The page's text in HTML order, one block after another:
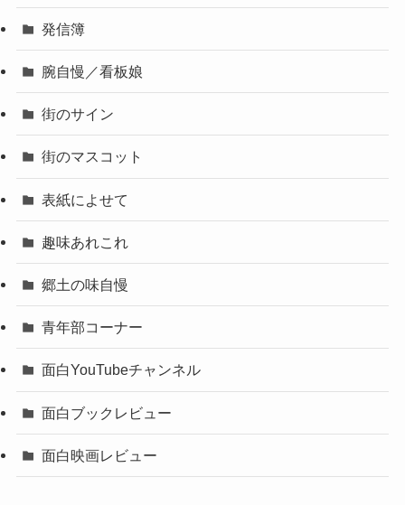
発信簿
腕自慢／看板娘
街のサイン
街のマスコット
表紙によせて
趣味あれこれ
郷土の味自慢
青年部コーナー
面白YouTubeチャンネル
面白ブックレビュー
面白映画レビュー